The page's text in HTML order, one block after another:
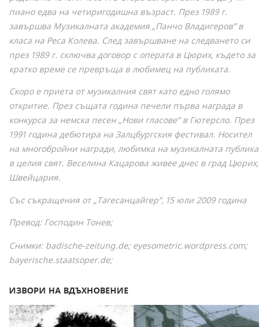
пиано едва на четиригодишна възраст. През 1989 г.
завършва Музикалната академия „Панчо Владигеров” в
класа на Реса Колева. След завършване на следването си
през 1989 г. сключва договор с операта в Цюрих, където за
кратко време се превръща в любимец на публиката.
Скоро е приета от музикалния свят като едно голямо
откритие. През същата година печели първа награда в
конкурса за немска песен „Нови гласове” в Гютерсло. През
1991 година дебютира на Залцбургския фестивал. Носител
на многобройни награди, любимка на музикалната публика
в целия свят. Веселина Кацарова живее днес в град Цюрих,
Швейцария.
Със съкращения от „Тагесанцайгер”, 15 юли 2009 година
Превод: Господин Тонев;
Снимки: badische-zeitung.de; eyesometric.wordpress.com;
bayerische.staatsoper.de;
ИЗВОРИ НА ВДЪХНОВЕНИЕ